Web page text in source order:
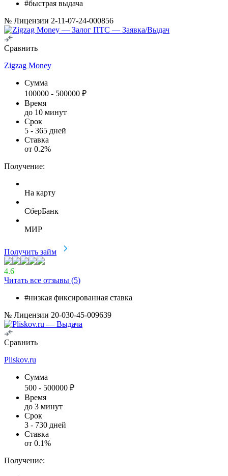
#быстрая выдача
№ Лицензии 2-11-07-24-000856
Сравнить
Zigzag Money
Сумма
100000 - 500000 ₽
Время
до 10 минут
Срок
5 - 365 дней
Ставка
от 0.2%
Получение:
На карту
СберБанк
МИР
Получить займ
4.6
Читать все отзывы (5)
#низкая фиксированная ставка
№ Лицензии 20-030-45-009639
Сравнить
Pliskov.ru
Сумма
500 - 500000 ₽
Время
до 3 минут
Срок
3 - 730 дней
Ставка
от 0.1%
Получение: